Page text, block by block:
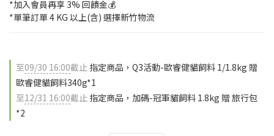
*加入會員再享 3% 回饋金💰
*單筆訂單 4 KG 以上(含) 選擇新竹物流
至09/30 16:00截止 指定商品，Q3活動-歐睿健貓飼料 1/1.8kg 贈
歐睿健貓飼料340g*1
至12/31 16:00截止 指定商品，加碼-冠軍貓飼料 1.8kg 贈 旅行包
*2